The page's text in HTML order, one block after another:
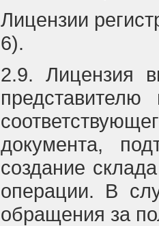
Лицензии
6).
2.9. Лицензия
документа,
создание
операции. В
обращения за